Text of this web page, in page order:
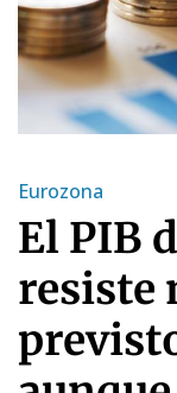
Eurozona
El PIB
resiste